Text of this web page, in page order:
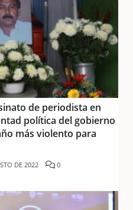
de periodista en
política del gobierno
más violento para
DE 2022 0